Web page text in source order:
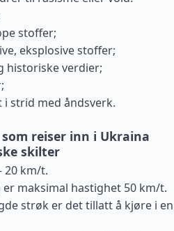
stoffer;
eksplosive stoffer;
historiske verdier;
strid med åndsverk.
reiser inn i Ukraina
skilter
20 km/t.
maksimal hastighet 50 km/t.
strøk er det tillatt å kjøre i en